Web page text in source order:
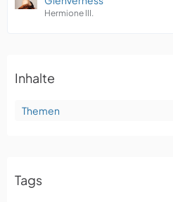
Hermione III.
Inhalte
Themen
Tags